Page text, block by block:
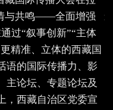
与共鸣——全面增强
过“叙事创新”“主体
精准、立体的西藏国
语的国际传播力、影
主论坛、专题论坛及
，西藏自治区党委宣